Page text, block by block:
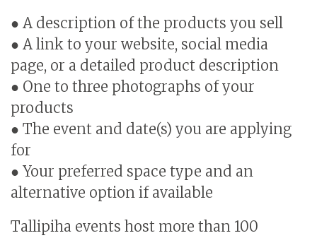
● A description of the products you sell
● A link to your website, social media
page, or a detailed product description
● One to three photographs of your
products
● The event and date(s) you are applying
for
● Your preferred space type and an
alternative option if available
Tallipiha events host more than 100